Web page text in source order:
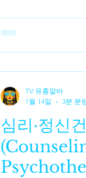
했습니다. 테라피는
각하지만, 실상은
한 구조입니다. 테라
보에게 쉬운 이유 ✔
잡한 동작을 즉흥적
루틴 을 반복하는
조절 → 마무리 상
심리·정신
TV 유흥알바
1월 14일
3분 분